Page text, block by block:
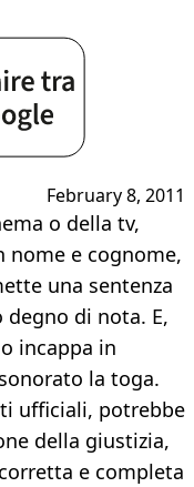
February 8, 2011
o della tv,
nome e cognome,
una sentenza
di nota. E,
incappa in
la toga.
ufficiali, potrebbe
della giustizia,
e completa